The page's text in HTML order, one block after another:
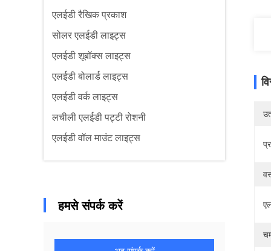
एलईडी रैखिक प्रकाश
सोलर एलईडी लाइट्स
एलईडी शूबॉक्स लाइट्स
एलईडी बोलार्ड लाइट्स
एलईडी वर्क लाइट्स
लचीली एलईडी पट्टी रोशनी
एलईडी वॉल माउंट लाइट्स
हमसे संपर्क करें